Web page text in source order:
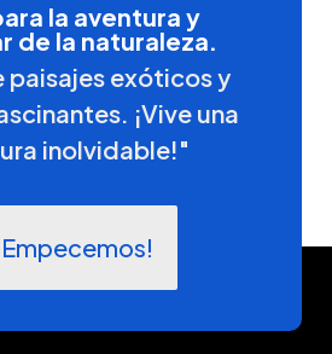
la aventura y
de la naturaleza.
paisajes exóticos y
¡Vive una
inolvidable!"